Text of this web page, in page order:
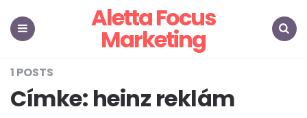
Aletta Focus
Marketing
1 POSTS
Címke: heinz reklám